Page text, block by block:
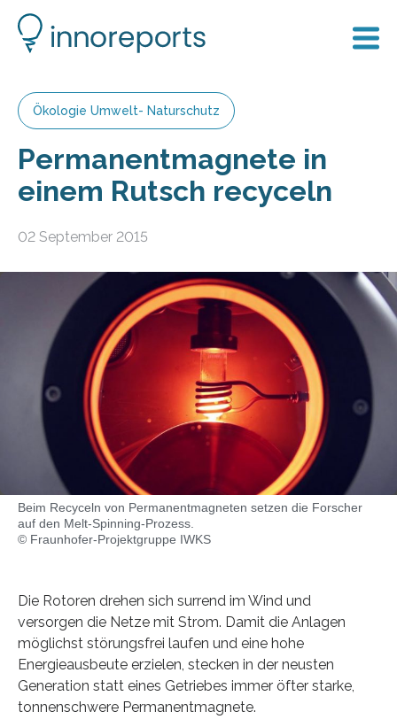
Ökologie Umwelt- Naturschutz
Permanentmagnete in
einem Rutsch recyceln
02 September 2015
Beim Recyceln von Permanentmagneten setzen die Forscher
auf den Melt-Spinning-Prozess.
© Fraunhofer-Projektgruppe IWKS
Die Rotoren drehen sich surrend im Wind und
versorgen die Netze mit Strom. Damit die Anlagen
möglichst störungsfrei laufen und eine hohe
Energieausbeute erzielen, stecken in der neusten
Generation statt eines Getriebes immer öfter starke,
tonnenschwere Permanentmagnete.